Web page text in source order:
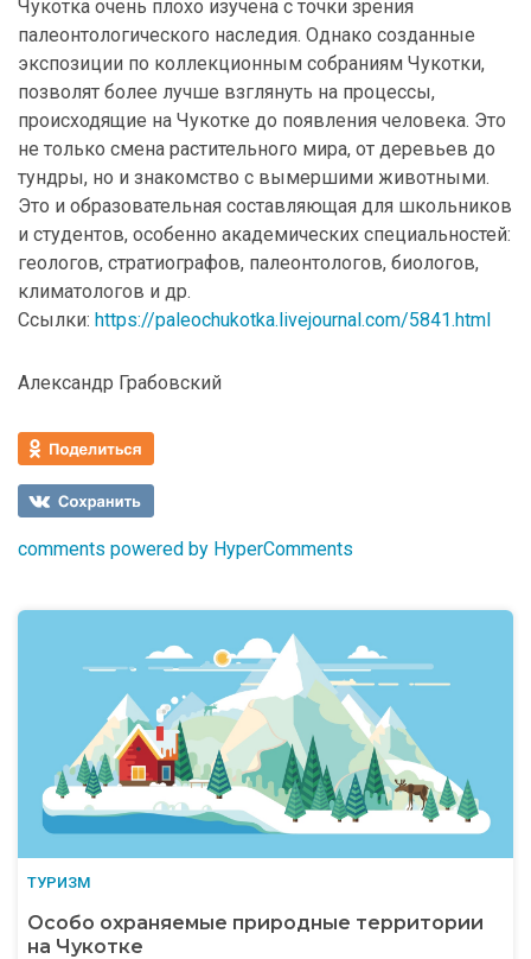
Чукотка очень плохо изучена с точки зрения
палеонтологического наследия. Однако созданные
экспозиции по коллекционным собраниям Чукотки,
позволят более лучше взглянуть на процессы,
происходящие на Чукотке до появления человека. Это
не только смена растительного мира, от деревьев до
тундры, но и знакомство с вымершими животными.
Это и образовательная составляющая для школьников
и студентов, особенно академических специальностей:
геологов, стратиографов, палеонтологов, биологов,
климатологов и др.
Ссылки: https://paleochukotka.livejournal.com/5841.html
Александр Грабовский
comments powered by HyperComments
ТУРИЗМ
Особо охраняемые природные территории
на Чукотке